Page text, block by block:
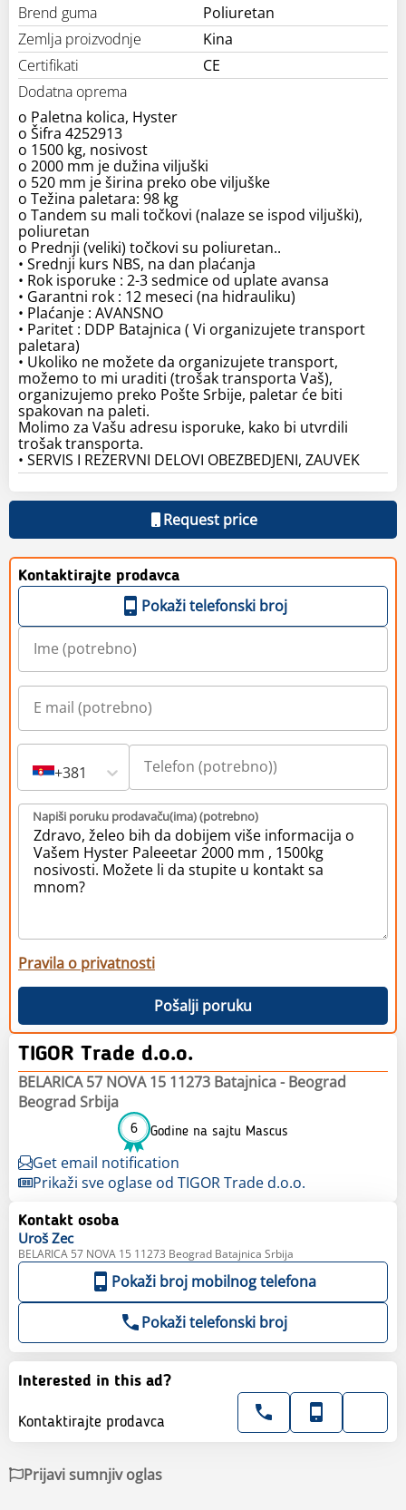
Brend guma
Poliuretan
Zemlja proizvodnje
Kina
Certifikati
CE
Dodatna oprema
o Paletna kolica, Hyster
o Šifra 4252913
o 1500 kg, nosivost
o 2000 mm je dužina viljuški
o 520 mm je širina preko obe viljuške
o Težina paletara: 98 kg
o Tandem su mali točkovi (nalaze se ispod viljuški),
poliuretan
o Prednji (veliki) točkovi su poliuretan..
• Srednji kurs NBS, na dan plaćanja
• Rok isporuke : 2-3 sedmice od uplate avansa
• Garantni rok : 12 meseci (na hidrauliku)
• Plaćanje : AVANSNO
• Paritet : DDP Batajnica ( Vi organizujete transport
paletara)
• Ukoliko ne možete da organizujete transport,
možemo to mi uraditi (trošak transporta Vaš),
organizujemo preko Pošte Srbije, paletar će biti
spakovan na paleti.
Molimo za Vašu adresu isporuke, kako bi utvrdili
trošak transporta.
• SERVIS I REZERVNI DELOVI OBEZBEDJENI, ZAUVEK
Request price
Kontaktirajte prodavca
Pokaži telefonski broj
+381
Napiši poruku prodavaču(ima) (potrebno)
Pravila o privatnosti
Pošalji poruku
TIGOR Trade d.o.o.
BELARICA 57 NOVA 15 11273 Batajnica - Beograd
Beograd Srbija
6 Godine na sajtu Mascus
Get email notification
Prikaži sve oglase od TIGOR Trade d.o.o.
Kontakt osoba
Uroš Zec
BELARICA 57 NOVA 15 11273 Beograd Batajnica Srbija
Pokaži broj mobilnog telefona
Pokaži telefonski broj
Interested in this ad?
Kontaktirajte prodavca
Prijavi sumnjiv oglas